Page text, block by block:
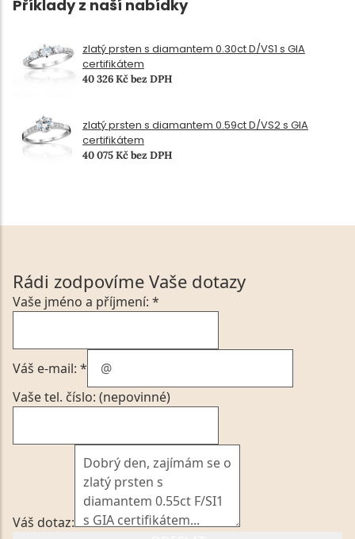
Příklady z naší nabídky
zlatý prsten s diamantem 0.30ct D/VS1 s GIA
certifikátem
40 326 Kč bez DPH
zlatý prsten s diamantem 0.59ct D/VS2 s GIA
certifikátem
40 075 Kč bez DPH
Rádi zodpovíme Vaše dotazy
Vaše jméno a příjmení: *
Váš e-mail: *
Vaše tel. číslo: (nepovinné)
Váš dotaz: